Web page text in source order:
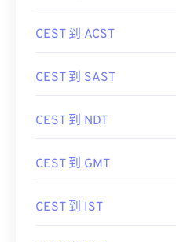
CEST 到 ACST
CEST 到 SAST
CEST 到 NDT
CEST 到 GMT
CEST 到 IST